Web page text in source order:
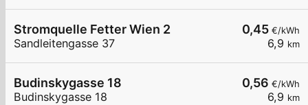
0,45 €/kWh
6,9 km
Stromquelle Fetter Wien 2
Sandleitengasse 37
0,56 €/kWh
6,9 km
Budinskygasse 18
Budinskygasse 18